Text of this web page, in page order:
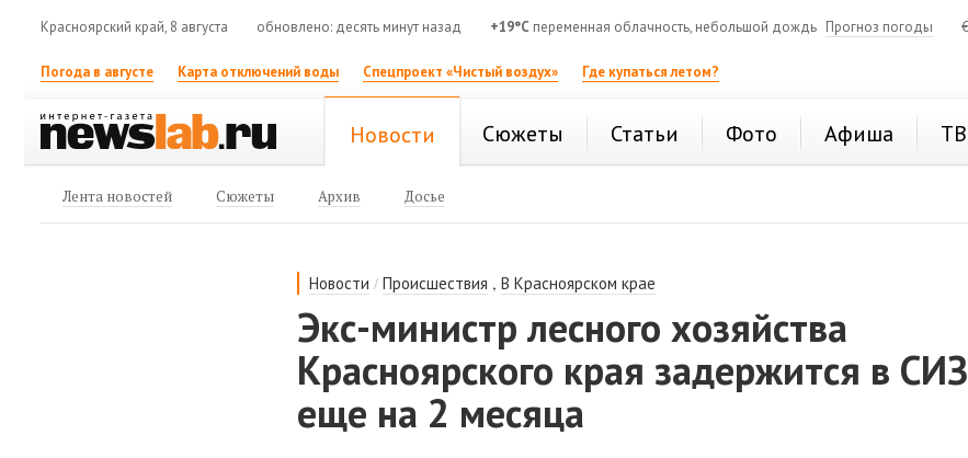
Красноярский край, 8 августа обновлено: десять минут назад +19°C переменная облачность, небольшой дождь Прогноз погоды €
Погода в августе Карта отключений воды Спецпроект «Чистый воздух» Где купаться летом?
Новости Сюжеты Статьи Фото Афиша ТВ
Лента новостей Сюжеты Архив Досье
Новости /Происшествия ,В Красноярском крае
Экс-министр лесного хозяйства
Красноярского края задержится в
еще на 2 месяца